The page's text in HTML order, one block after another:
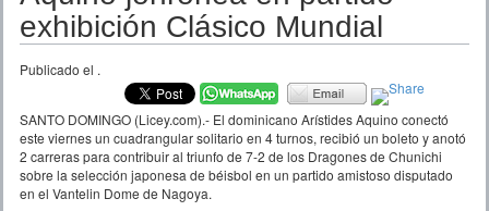
TEMPORADAS
exhibición Clásico Mundial
Publicado el .
SANTO DOMINGO (Licey.com).- El dominicano Arístides Aquino conectó
este viernes un cuadrangular solitario en 4 turnos, recibió un boleto y anotó
2 carreras para contribuir al triunfo de 7-2 de los Dragones de Chunichi
sobre la selección japonesa de béisbol en un partido amistoso disputado
en el Vantelin Dome de Nagoya.